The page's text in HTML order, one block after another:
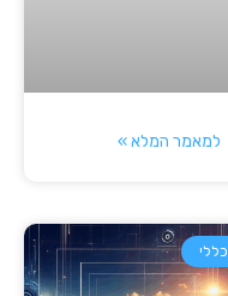
למאמר המלא »
כללי